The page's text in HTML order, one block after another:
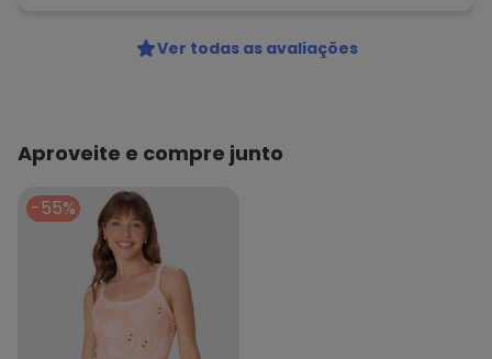
Ver todas as avaliações
Aproveite e compre junto
-55%